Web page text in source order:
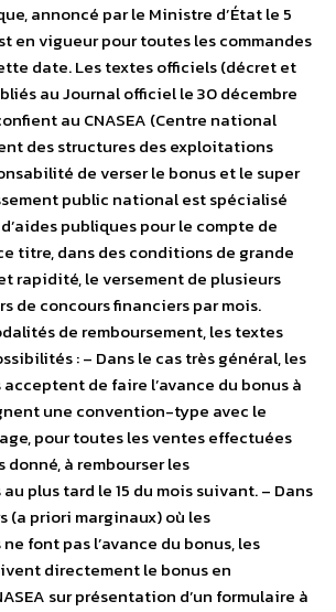
annoncé par le Ministre d’État le 5
en vigueur pour toutes les commandes
date. Les textes officiels (décret et
au Journal officiel le 30 décembre
au CNASEA (Centre national
des structures des exploitations
de verser le bonus et le super
public national est spécialisé
publiques pour le compte de
titre, dans des conditions de grande
rapidité, le versement de plusieurs
de concours financiers par mois.
de remboursement, les textes
: – Dans le cas très général, les
de faire l’avance du bonus à
une convention-type avec le
pour toutes les ventes effectuées
donné, à rembourser les
plus tard le 15 du mois suivant. – Dans
(a priori marginaux) où les
font pas l’avance du bonus, les
directement le bonus en
sur présentation d’un formulaire à